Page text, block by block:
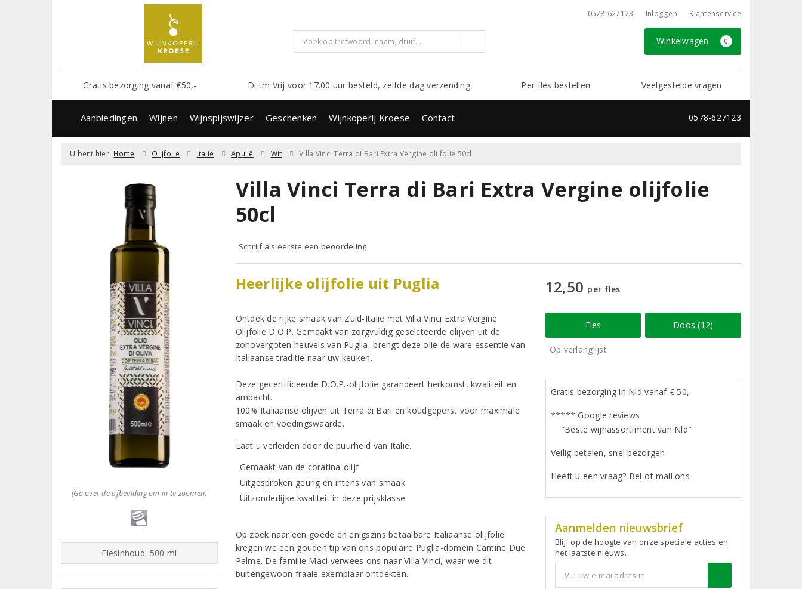
0578-627123 Inloggen Klantenservice
Winkelwagen 0
Gratis bezorging vanaf €50,- Di tm Vrij voor 17.00 uur besteld, zelfde dag verzending Per fles bestellen Veelgestelde vragen
Aanbiedingen Wijnen Wijnspijswijzer Geschenken Wijnkoperij Kroese Contact 0578-627123
U bent hier: Home Olijfolie Italië Apulië Wit Villa Vinci Terra di Bari Extra Vergine olijfolie 50cl
(Ga over de afbeelding om in te zoomen)
Flesinhoud: 500 ml
Villa Vinci Terra di Bari Extra Vergine olijfolie
50cl
Schrijf als eerste een beoordeling
Heerlijke olijfolie uit Puglia
Ontdek de rijke smaak van Zuid-Italië met Villa Vinci Extra Vergine
Olijfolie D.O.P. Gemaakt van zorgvuldig geselcteerde olijven uit de
zonovergoten heuvels van Puglia, brengt deze olie de ware essentie van
Italiaanse traditie naar uw keuken.
Deze gecertificeerde D.O.P.-olijfolie garandeert herkomst, kwaliteit en
ambacht.
100% Italiaanse olijven uit Terra di Bari en koudgeperst voor maximale
smaak en voedingswaarde.
Laat u verleiden door de puurheid van Italië.
Gemaakt van de coratina-olijf
Uitgesproken geurig en intens van smaak
Uitzonderlijke kwaliteit in deze prijsklasse
Op zoek naar een goede en enigszins betaalbare Italiaanse olijfolie
kregen we een gouden tip van ons populaire Puglia-domein Cantine Due
Palme. De familie Maci verwees ons naar Villa Vinci, waar we dit
buitengewoon fraaie exemplaar ontdekten.
12,50 per fles
Fles Doos (12)
Op verlanglijst
Gratis bezorging in Nld vanaf € 50,-
***** Google reviews
"Beste wijnassortiment van Nld"
Veilig betalen, snel bezorgen
Heeft u een vraag? Bel of mail ons
Aanmelden nieuwsbrief
Blijf op de hoogte van onze speciale acties en
het laatste nieuws.